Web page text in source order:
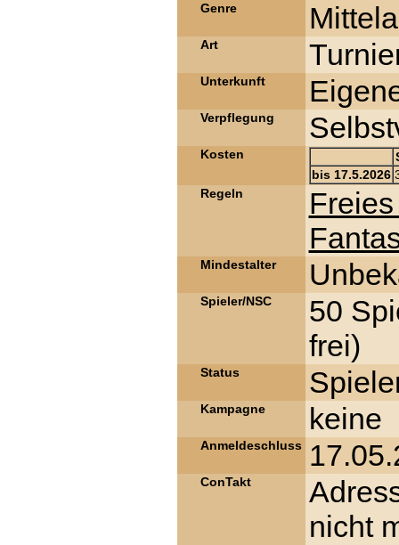
Genre
Art
Unterkunft
Verpflegung
Kosten
bis 17.5.2026
Regeln
Mindestalter
Spieler/NSC
50
frei)
Status
Kampagne keine
Anmeldeschluss
ConTakt
nicht